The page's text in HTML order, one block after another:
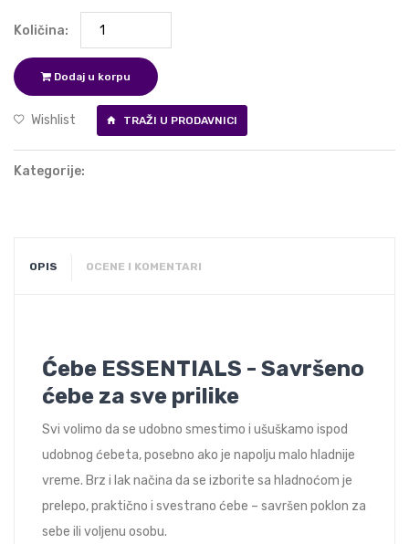
Količina:
Dodaj u korpu
Wishlist TRAŽI U PRODAVNICI
Kategorije:
OPIS OCENE I KOMENTARI
Ćebe ESSENTIALS - Savršeno
ćebe za sve prilike
Svi volimo da se udobno smestimo i ušuškamo ispod
udobnog ćebeta, posebno ako je napolju malo hladnije
vreme. Brz i lak načina da se izborite sa hladnoćom je
prelepo, praktično i svestrano ćebe – savršen poklon za
sebe ili voljenu osobu.